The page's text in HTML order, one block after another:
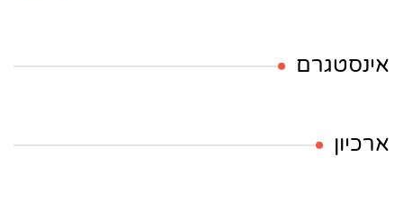
אינסטגרם
ארכיון